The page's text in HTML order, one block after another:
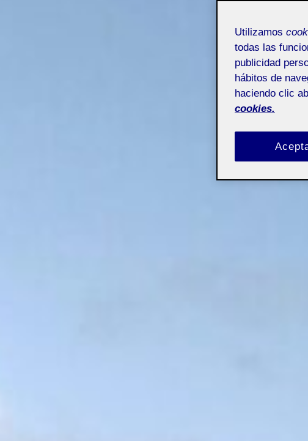
Utilizamos
todas las
publicidad
hábitos de
haciendo clic
cookies.